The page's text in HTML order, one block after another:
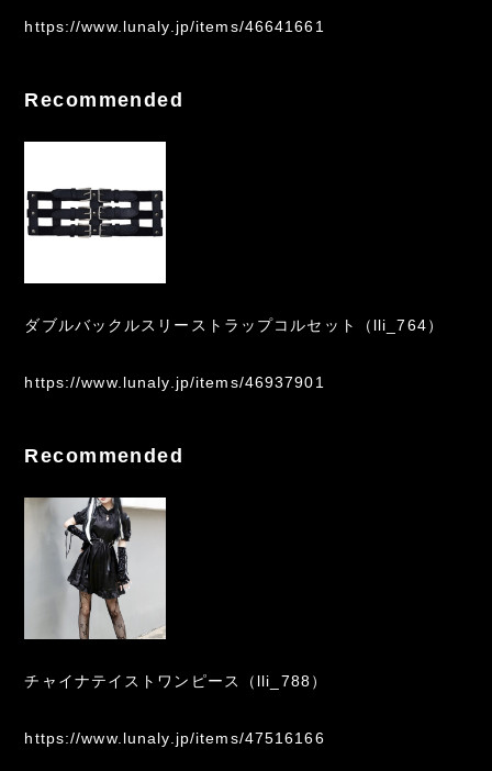
https://www.lunaly.jp/items/46641661
Recommended
ダブルバックルスリーストラップコルセット（lli_764）
https://www.lunaly.jp/items/46937901
Recommended
チャイナテイストワンピース（lli_788）
https://www.lunaly.jp/items/47516166